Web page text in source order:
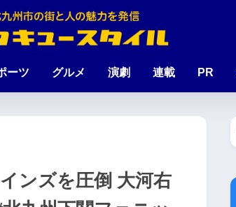
ーツ グルメ 演劇 連載 PR
ンズを圧倒 大河右